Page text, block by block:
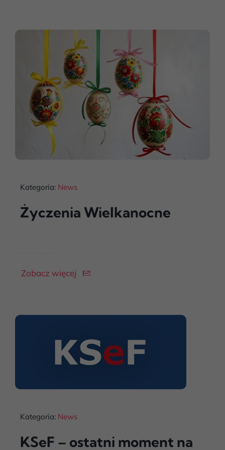
Kategoria: News
Życzenia Wielkanocne
Zobacz więcej
Kategoria: News
KSeF – ostatni moment na